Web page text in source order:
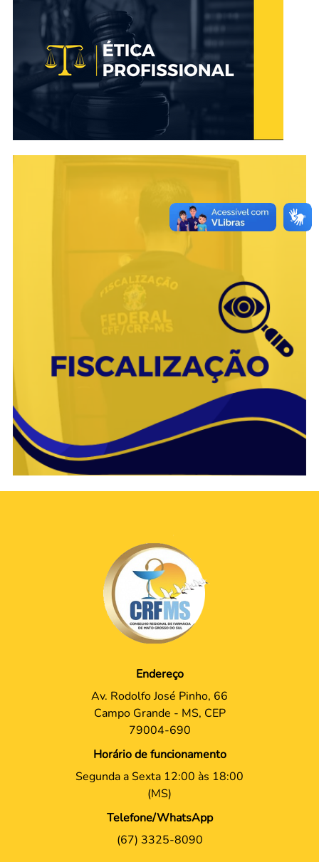
Endereço
Av. Rodolfo José Pinho, 66
Campo Grande - MS, CEP
79004-690
Horário de funcionamento
Segunda a Sexta 12:00 às 18:00
(MS)
Telefone/WhatsApp
(67) 3325-8090